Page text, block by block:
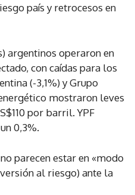
país y retrocesos en
argentinos operaron en
con caídas para los
(-3,1%) y Grupo
mostraron leves
por barril. YPF
0,3%.
parecen estar en «modo
al riesgo) ante la